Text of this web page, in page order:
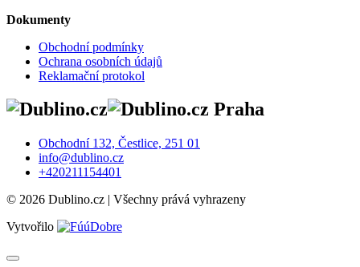
Dokumenty
Obchodní podmínky
Ochrana osobních údajů
Reklamační protokol
Praha
Obchodní 132, Čestlice, 251 01
info@dublino.cz
+420211154401
© 2026 Dublino.cz | Všechny prává vyhrazeny
Vytvořilo